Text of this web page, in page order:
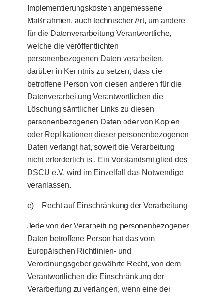
Implementierungskosten angemessene
Maßnahmen, auch technischer Art, um andere
für die Datenverarbeitung Verantwortliche,
welche die veröffentlichten
personenbezogenen Daten verarbeiten,
darüber in Kenntnis zu setzen, dass die
betroffene Person von diesen anderen für die
Datenverarbeitung Verantwortlichen die
Löschung sämtlicher Links zu diesen
personenbezogenen Daten oder von Kopien
oder Replikationen dieser personenbezogenen
Daten verlangt hat, soweit die Verarbeitung
nicht erforderlich ist. Ein Vorstandsmitglied des
DSCU e.V. wird im Einzelfall das Notwendige
veranlassen.
e) Recht auf Einschränkung der Verarbeitung
Jede von der Verarbeitung personenbezogener
Daten betroffene Person hat das vom
Europäischen Richtlinien- und
Verordnungsgeber gewährte Recht, von dem
Verantwortlichen die Einschränkung der
Verarbeitung zu verlangen, wenn eine der